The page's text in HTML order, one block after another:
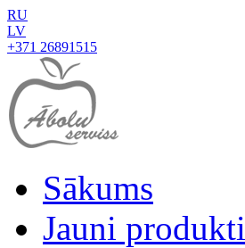
RU
LV
+371 26891515
Sākums
Jauni produkti